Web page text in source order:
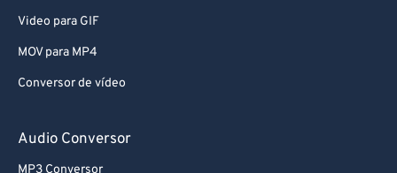
Video para GIF
MOV para MP4
Conversor de vídeo
Audio Conversor